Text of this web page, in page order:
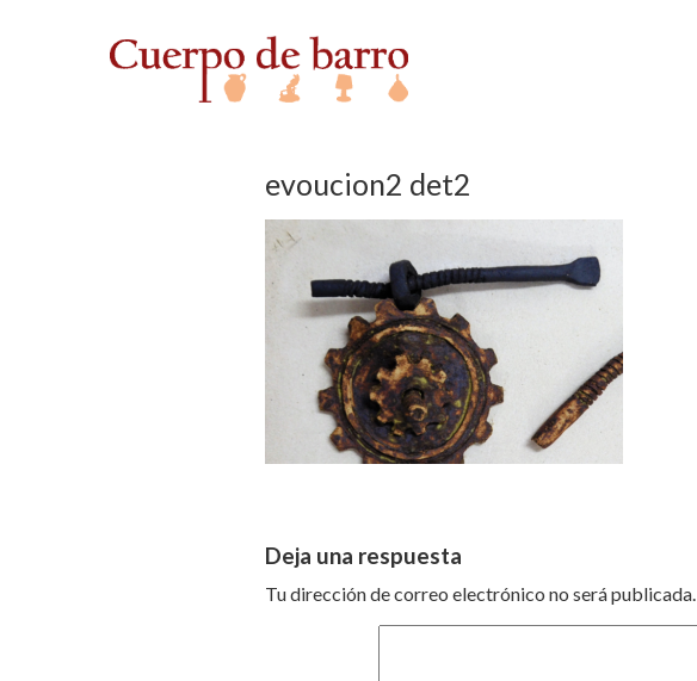
evoucion2 det2
Deja una respuesta
Tu dirección de correo electrónico no será publicada.